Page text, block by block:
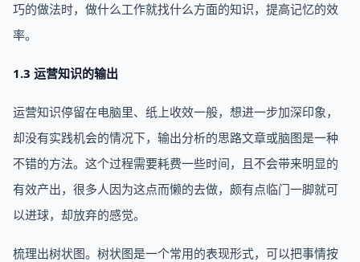
巧的做法时，做什么工作就找什么方面的知识，提高记忆的效
率。
1.3 运营知识的输出
运营知识停留在电脑里、纸上收效一般，想进一步加深印象，
却没有实践机会的情况下，输出分析的思路文章或脑图是一种
不错的方法。这个过程需要耗费一些时间，且不会带来明显的
有效产出，很多人因为这点而懒的去做，颇有点临门一脚就可
以进球，却放弃的感觉。
梳理出树状图。树状图是一个常用的表现形式，可以把事情按